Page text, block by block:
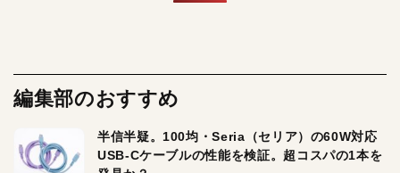
編集部のおすすめ
半信半疑。100均・Seria（セリア）の60W対応
USB-Cケーブルの性能を検証。超コスパの1本を